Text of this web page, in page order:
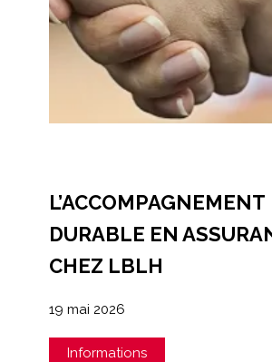
L’ACCOMPAGNEMENT
DURABLE EN
CHEZ LBLH
19 mai 2026
Informations